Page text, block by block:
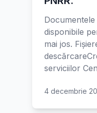
disponibile
mai jos.
serviciilor
4 decembrie